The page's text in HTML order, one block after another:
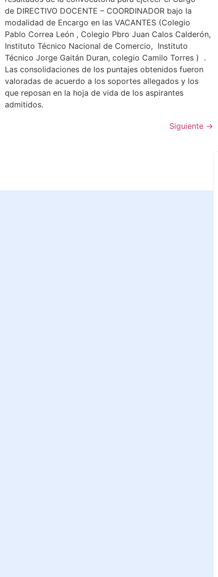
de DIRECTIVO DOCENTE – COORDINADOR bajo la
modalidad de Encargo en las VACANTES (Colegio
Pablo Correa León , Colegio Pbro Juan Calos Calderón,
Instituto Técnico Nacional de Comercio, Instituto
Técnico Jorge Gaitán Duran, colegio Camilo Torres ) .
Las consolidaciones de los puntajes obtenidos fueron
valoradas de acuerdo a los soportes allegados y los
que reposan en la hoja de vida de los aspirantes
admitidos.
Siguiente →